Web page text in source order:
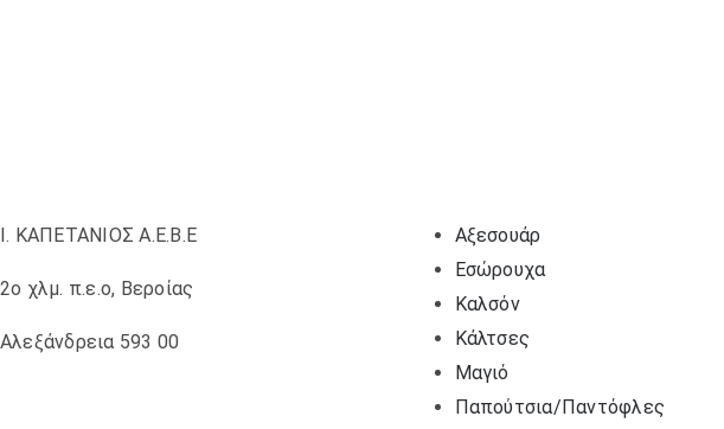
Ι. ΚΑΠΕΤΑΝΙΟΣ Α.Ε.Β.Ε
2ο χλμ. π.ε.ο, Βεροίας
Αλεξάνδρεια 593 00
Αξεσουάρ
Εσώρουχα
Καλσόν
Κάλτσες
Μαγιό
Παπούτσια/Παντόφλες